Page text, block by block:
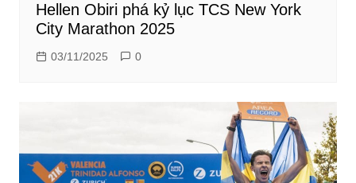
Hellen Obiri phá kỷ lục TCS New York
City Marathon 2025
03/11/2025 0